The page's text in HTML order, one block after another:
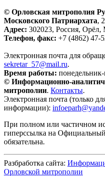
© Орловская митрополия
Московского Патриархата,
Адрес: 302023, Россия, Орёл,
Телефон, факс: +7 (4862) 47-
Электронная почта для
sekretar_57@mail.ru.
Время работы:
© Информационно-
митрополии. Контакты.
Электронная почта (только
информации):
При полном или частичном
гиперссылка на
обязательна.
Разбработка сайта:
Орловской митрополии